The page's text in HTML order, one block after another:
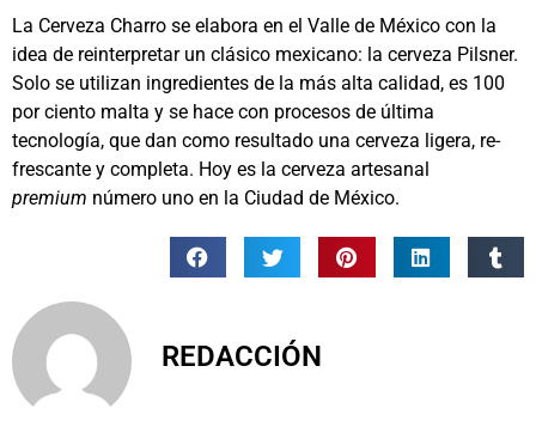
La Cerveza Charro se elabora en el Valle de México con la
idea de reinterpretar un clásico mexicano: la cerveza Pilsner.
Solo se utilizan ingredientes de la más alta calidad, es 100
por ciento malta y se hace con procesos de última
tecnología, que dan como resultado una cerveza ligera, re-
frescante y completa. Hoy es la cerveza artesanal
premium número uno en la Ciudad de México.
REDACCIÓN